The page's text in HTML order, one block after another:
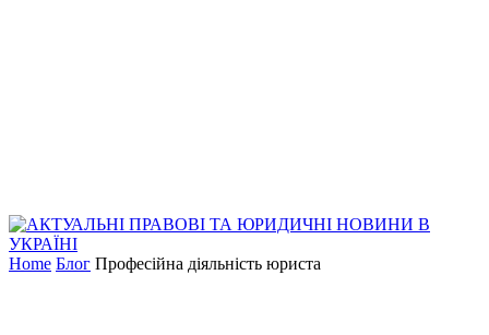
Home Блог Професійна діяльність юриста